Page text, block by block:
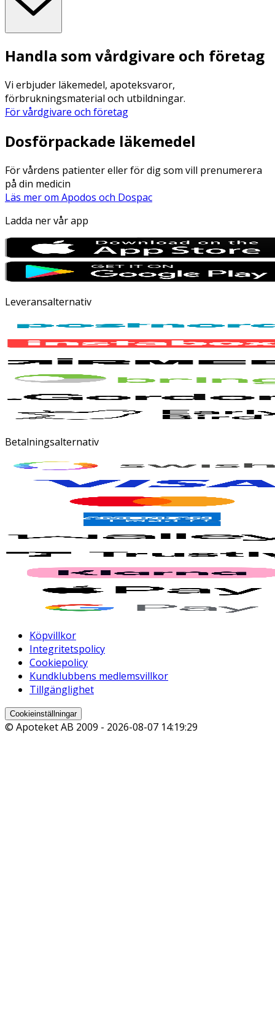
Handla som vårdgivare och företag
Vi erbjuder läkemedel, apoteksvaror,
förbrukningsmaterial och utbildningar.
För vårdgivare och företag
Dosförpackade läkemedel
För vårdens patienter eller för dig som vill prenumerera
på din medicin
Läs mer om Apodos och Dospac
Ladda ner vår app
Leveransalternativ
Betalningsalternativ
Köpvillkor
Integritetspolicy
Cookiepolicy
Kundklubbens medlemsvillkor
Tillgänglighet
Cookieinställningar
© Apoteket AB 2009 - 2026-08-07 14:19:29